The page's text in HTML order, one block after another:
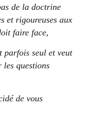
de la doctrine
et rigoureuses aux
faire face,
parfois seul et veut
les questions
de vous